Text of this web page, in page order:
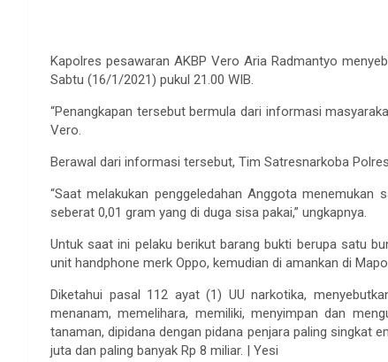
Kapolres pesawaran AKBP Vero Aria Radmantyo
Sabtu (16/1/2021) pukul 21.00 WIB.
“Penangkapan tersebut bermula dari informasi
Vero.
Berawal dari informasi tersebut, Tim Satresnarkoba
“Saat melakukan penggeledahan Anggota
seberat 0,01 gram yang di duga sisa pakai,” ungkapnya.
Untuk saat ini pelaku berikut barang bukti berupa satu
unit handphone merk Oppo, kemudian di amankan di
Diketahui pasal 112 ayat (1) UU narkotika,
menanam, memelihara, memiliki, menyimpan dan
tanaman, dipidana dengan pidana penjara paling singkat
juta dan paling banyak Rp 8 miliar. | Yesi